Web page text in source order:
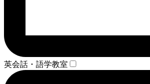
英会話・語学教室